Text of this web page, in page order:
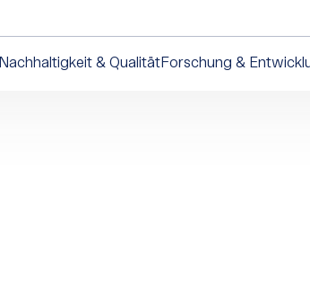
Nachhaltigkeit & QualitätForschung &